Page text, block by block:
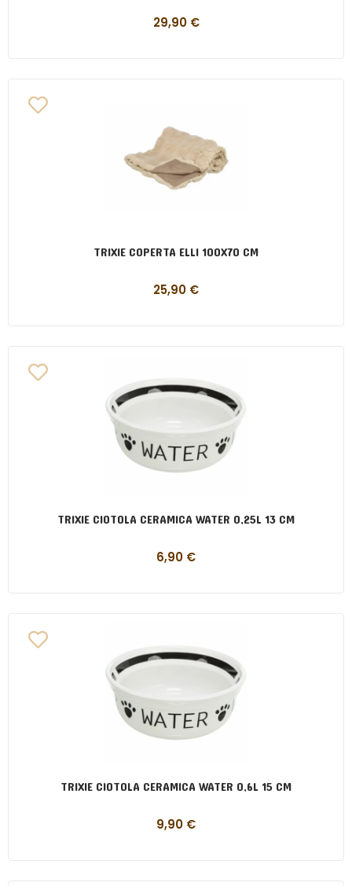
29,90 €
TRIXIE COPERTA ELLI 100X70 CM
25,90 €
TRIXIE CIOTOLA CERAMICA WATER 0,25L 13 CM
6,90 €
TRIXIE CIOTOLA CERAMICA WATER 0,6L 15 CM
9,90 €